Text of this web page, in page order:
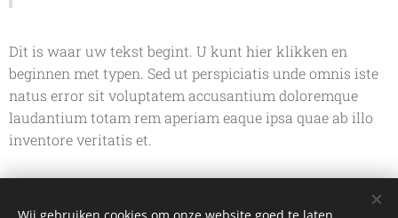
Dit is waar uw tekst begint. U kunt hier klikken en
beginnen met typen. Sed ut perspiciatis unde omnis iste
natus error sit voluptatem accusantium doloremque
laudantium totam rem aperiam eaque ipsa quae ab illo
inventore veritatis et.